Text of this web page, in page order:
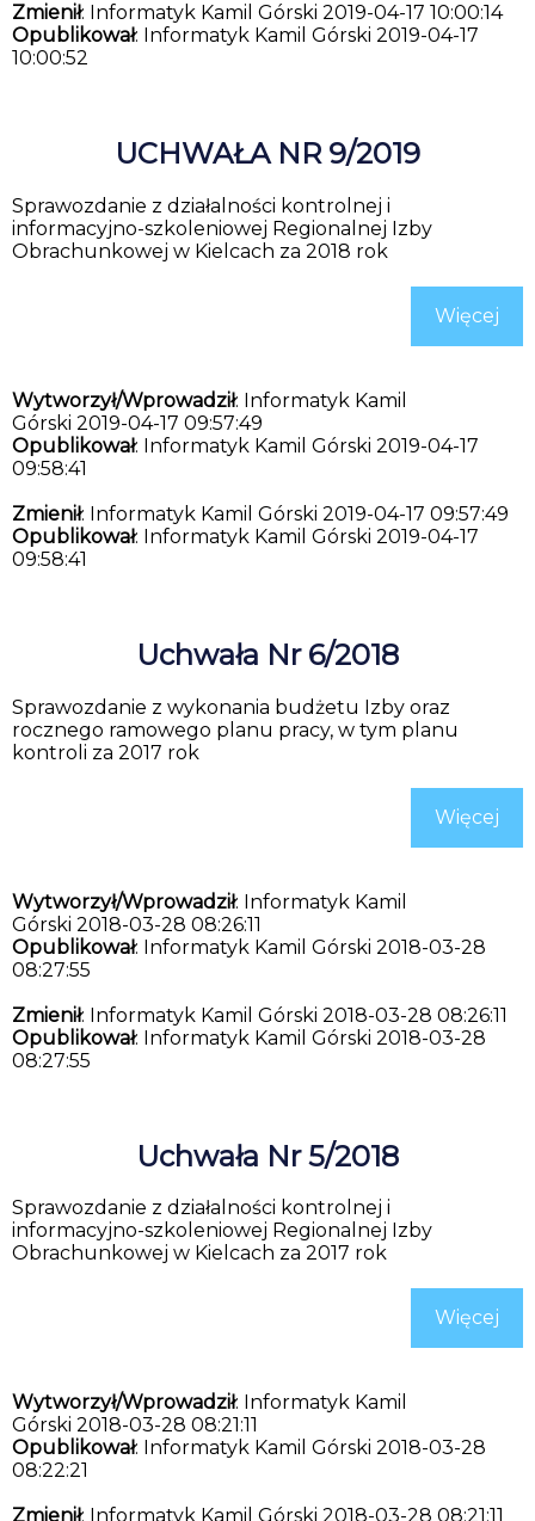
Zmienił: Informatyk Kamil Górski 2019-04-17 10:00:14
Opublikował: Informatyk Kamil Górski 2019-04-17
10:00:52
UCHWAŁA NR 9/2019
Sprawozdanie z działalności kontrolnej i
informacyjno-szkoleniowej Regionalnej Izby
Obrachunkowej w Kielcach za 2018 rok
Więcej
Wytworzył/Wprowadził: Informatyk Kamil
Górski 2019-04-17 09:57:49
Opublikował: Informatyk Kamil Górski 2019-04-17
09:58:41
Zmienił: Informatyk Kamil Górski 2019-04-17 09:57:49
Opublikował: Informatyk Kamil Górski 2019-04-17
09:58:41
Uchwała Nr 6/2018
Sprawozdanie z wykonania budżetu Izby oraz
rocznego ramowego planu pracy, w tym planu
kontroli za 2017 rok
Więcej
Wytworzył/Wprowadził: Informatyk Kamil
Górski 2018-03-28 08:26:11
Opublikował: Informatyk Kamil Górski 2018-03-28
08:27:55
Zmienił: Informatyk Kamil Górski 2018-03-28 08:26:11
Opublikował: Informatyk Kamil Górski 2018-03-28
08:27:55
Uchwała Nr 5/2018
Sprawozdanie z działalności kontrolnej i
informacyjno-szkoleniowej Regionalnej Izby
Obrachunkowej w Kielcach za 2017 rok
Więcej
Wytworzył/Wprowadził: Informatyk Kamil
Górski 2018-03-28 08:21:11
Opublikował: Informatyk Kamil Górski 2018-03-28
08:22:21
Zmienił: Informatyk Kamil Górski 2018-03-28 08:21:11